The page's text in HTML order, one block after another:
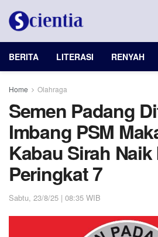
BERITA LITERASI RENYAH
Home Olahraga
Semen Padang
Imbang PSM
Kabau Sirah Naik
Peringkat 7
Sabtu, 23/8/25 | 08:35 WIB